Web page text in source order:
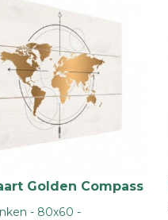
Golden Compass
- 80x60 -